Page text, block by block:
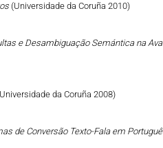
(Universidade da Coruña 2010)
e Desambiguação Semántica na
da Coruña 2008)
de Conversão Texto-Fala em